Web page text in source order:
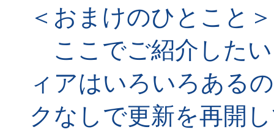
＜おまけのひとこと＞
ここでご紹介した
ィアはいろいろある
クなしで更新を再開